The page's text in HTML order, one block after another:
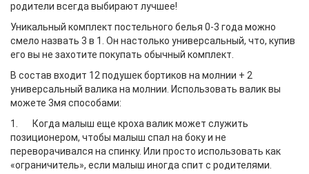
родители всегда выбирают лучшее!
Уникальный комплект постельного белья 0-3 года можно
смело назвать 3 в 1. Он настолько универсальный, что, купив
его вы не захотите покупать обычный комплект.
В состав входит 12 подушек бортиков на молнии + 2
универсальный валика на молнии. Использовать валик вы
можете 3мя способами:
1. Когда малыш еще кроха валик может служить
позиционером, чтобы малыш спал на боку и не
переворачивался на спинку. Или просто использовать как
«ограничитель», если малыш иногда спит с родителями.